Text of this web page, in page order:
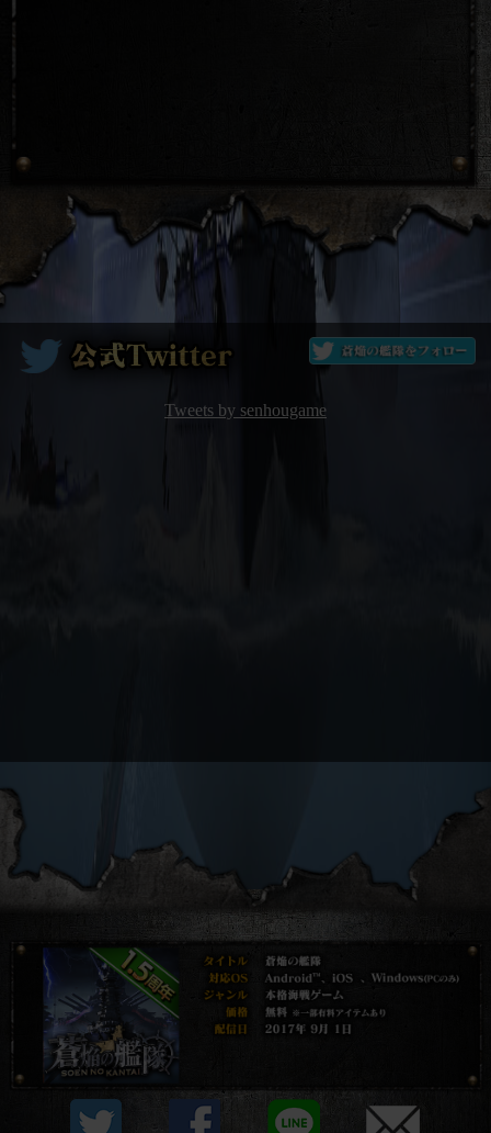
Tweets by senhougame
プライバシーポリシー
他社モジュール等について
資金決済法に基づく表示